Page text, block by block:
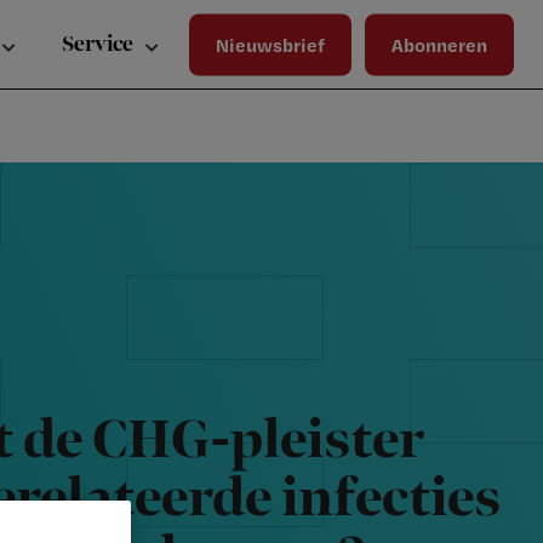
Inloggen
wij
Service Nieuwsbrief Abonneren
de CHG-pleister
infecties